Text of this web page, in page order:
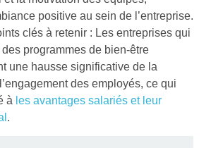
positive au sein de l’entreprise.
clés à retenir : Les entreprises qui
programmes de bien-être
une hausse significative de la
des employés, ce qui
à les avantages salariés et leur
.